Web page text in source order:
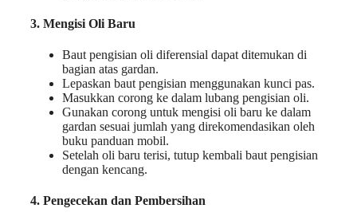
3. Mengisi Oli Baru
Baut pengisian oli diferensial dapat ditemukan di
bagian atas gardan.
Lepaskan baut pengisian menggunakan kunci pas.
Masukkan corong ke dalam lubang pengisian oli.
Gunakan corong untuk mengisi oli baru ke dalam
gardan sesuai jumlah yang direkomendasikan oleh
buku panduan mobil.
Setelah oli baru terisi, tutup kembali baut pengisian
dengan kencang.
4. Pengecekan dan Pembersihan